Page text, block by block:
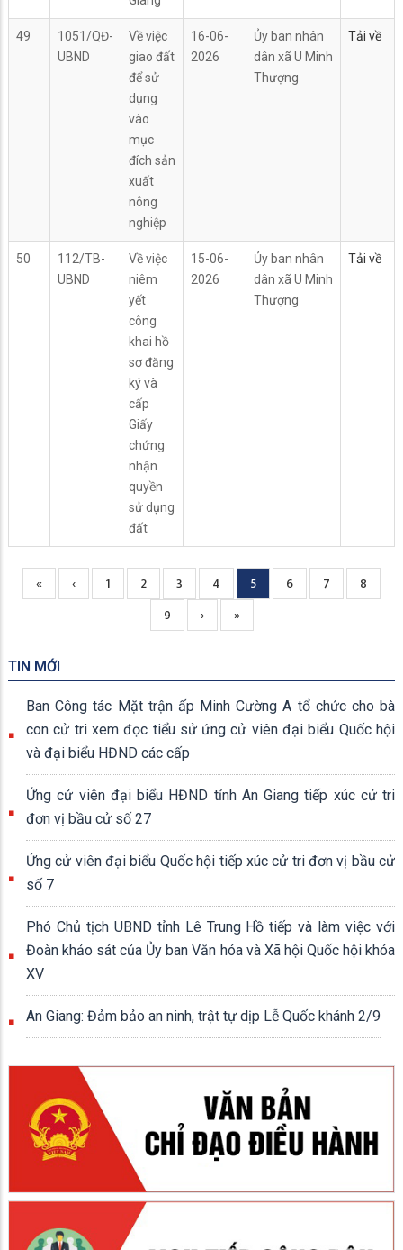
49
1051/QĐ-
UBND
Về việc
giao đất
để sử
dụng
vào
mục
đích sản
xuất
nông
nghiệp
16-06-
2026
Ủy ban nhân
dân xã U Minh
Thượng
Tải về
50
112/TB-
UBND
Về việc
niêm
yết
công
khai hồ
sơ đăng
ký và
cấp
Giấy
chứng
nhận
quyền
sử dụng
đất
15-06-
2026
Ủy ban nhân
dân xã U Minh
Thượng
Tải về
Pagination
Trang
đầu
«
Previous
page
‹ Page
1 Page
2 Page
3 Page
4
Current
page
5 Page
6 Page
7 Page
8
Page
9
Next
page
›
Trang
cuối
»
TIN MỚI
Ban Công tác Mặt trận ấp Minh Cường A tổ chức cho bà
con cử tri xem đọc tiểu sử ứng cử viên đại biểu Quốc hội
và đại biểu HĐND các cấp
Ứng cử viên đại biểu HĐND tỉnh An Giang tiếp xúc cử tri
đơn vị bầu cử số 27
Ứng cử viên đại biểu Quốc hội tiếp xúc cử tri đơn vị bầu cử
số 7
Phó Chủ tịch UBND tỉnh Lê Trung Hồ tiếp và làm việc với
Đoàn khảo sát của Ủy ban Văn hóa và Xã hội Quốc hội khóa
XV
An Giang: Đảm bảo an ninh, trật tự dịp Lễ Quốc khánh 2/9